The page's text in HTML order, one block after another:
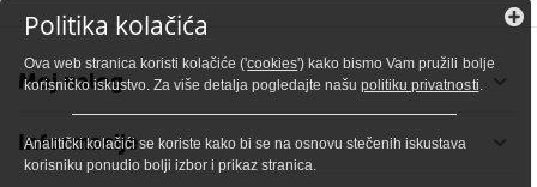
Moj nalog
Informacije
Politika kolačića
Ova web stranica koristi kolačiće ('cookies') kako bismo Vam pružili bolje
korisničko iskustvo. Za više detalja pogledajte našupolitiku privatnosti.
Analitički kolačići se koriste kako bi se na osnovu stečenih iskustava
korisniku ponudio bolji izbor i prikaz stranica.